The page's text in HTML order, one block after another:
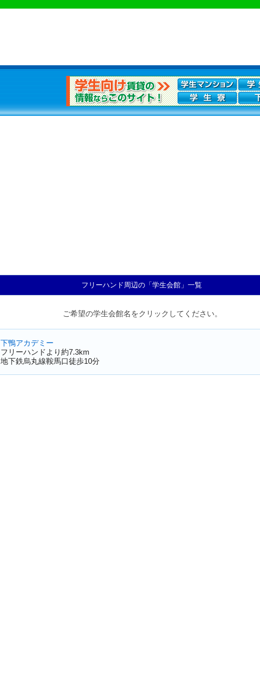
フリーハンド周辺の「学生会館」一覧
ご希望の学生会館名をクリックしてください。
下鴨アカデミー
フリーハンドより約7.3km
地下鉄烏丸線鞍馬口徒歩10分